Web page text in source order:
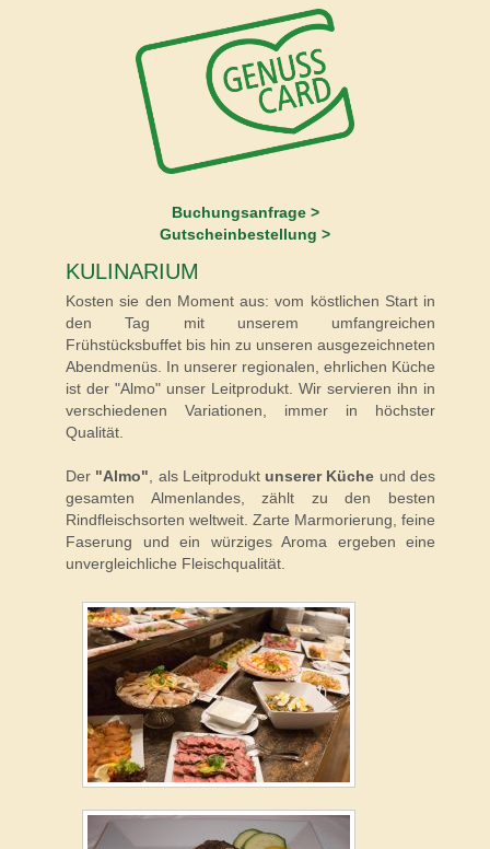
Buchungsanfrage >
Gutscheinbestellung >
KULINARIUM
Kosten sie den Moment aus: vom köstlichen Start in
den Tag mit unserem umfangreichen
Frühstücksbuffet bis hin zu unseren ausgezeichneten
Abendmenüs. In unserer regionalen, ehrlichen Küche
ist der "Almo" unser Leitprodukt. Wir servieren ihn in
verschiedenen Variationen, immer in höchster
Qualität.
Der "Almo", als Leitprodukt unserer Küche und des
gesamten Almenlandes, zählt zu den besten
Rindfleischsorten weltweit. Zarte Marmorierung, feine
Faserung und ein würziges Aroma ergeben eine
unvergleichliche Fleischqualität.